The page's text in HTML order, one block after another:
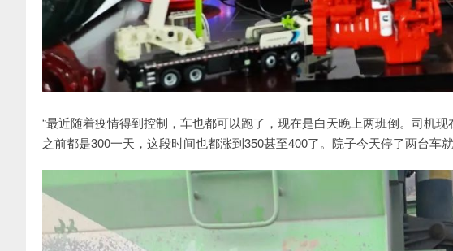
“最近随着疫情得到控制，车也都可以跑了，现在是白天晚上两班倒。司机
之前都是300一天，这段时间也都涨到350甚至400了。院子今天停了两台车